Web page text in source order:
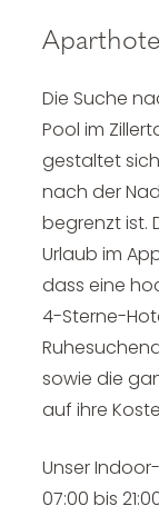
Die Suche
Pool im
gestaltet
nach der
begrenzt ist.
Urlaub im
dass eine
4-Sterne-
sowie die
auf ihre
Unser
07:00 bis